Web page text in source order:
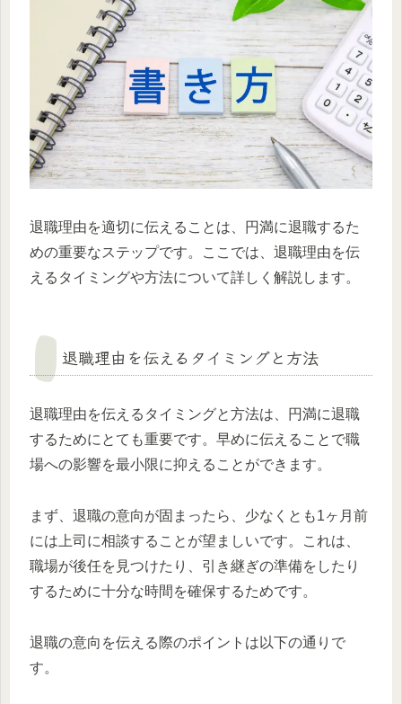
退職理由を適切に伝えることは、円満に退職するた
めの重要なステップです。ここでは、退職理由を伝
えるタイミングや方法について詳しく解説します。
退職理由を伝えるタイミングと方法
退職理由を伝えるタイミングと方法は、円満に退職
するためにとても重要です。早めに伝えることで職
場への影響を最小限に抑えることができます。
まず、退職の意向が固まったら、少なくとも1ヶ月前
には上司に相談することが望ましいです。これは、
職場が後任を見つけたり、引き継ぎの準備をしたり
するために十分な時間を確保するためです。
退職の意向を伝える際のポイントは以下の通りで
す。